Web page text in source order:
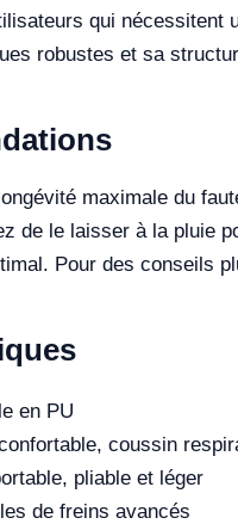
qui nécessitent
robustes et sa
maximale du
de le laisser à la pluie
Pour des conseils
en PU
coussin
pliable et léger
de freins avancés